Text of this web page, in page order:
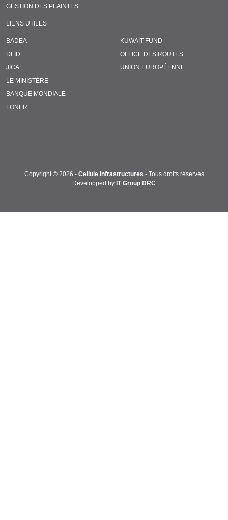
GESTION DES PLAINTES
LIENS UTILES
BADEA
DFID
JICA
LE MINISTÈRE
BANQUE MONDIALE
FONER
KUWAIT FUND
OFFICE DES ROUTES
UNION EUROPÉENNE
Copyright © 2026 - Cellule Infrastructures - Tous droits réservés
Developped by IT Group DRC